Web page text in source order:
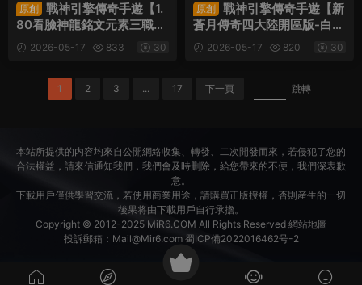
原創
戰神引擎傳奇手遊【1.
80看臉神龍銘文元素三職
業-白豬7.2免授權】Win一
鍵服務端+安卓蘋果雙端+G
2026-05-17 833 30
原創
戰神引擎傳奇手遊【新
蒼月傳奇四大陸開區版-白豬
7.1免授權】Win一鍵服務端
+安卓蘋果雙端+GM授權後
2026-05-17 820 30
1 2 3 ... 17 下一頁 跳轉
本站所提供的内容均來自公開網絡收集、轉發、二次開發而來，若侵犯了您的
合法權益，請來信通知我們，我們會及時删除，給您帶來的不便，我們深表歉
意。
下載用戶僅供學習交流，若使用商業用途，請購買正版授權，否則産生的一切
後果将由下載用戶自行承擔。
Copyright © 2012-2025 MiR6.COM All Rights Reserved 網站地圖
投訴郵箱： Mail@Mir6.com 蜀ICP備2022016462号-2